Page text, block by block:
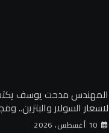
المهندس مدحت يوسف يكتب:
لاسعار السولار والبتزين..
للمازوت بشركة السويس
10 أغسطس، 2026